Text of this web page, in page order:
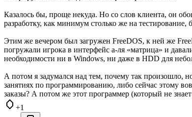
Казалось бы, проще некуда. Но со слов клиента, он
разработку, как минимум столько же на
Этим же вечером был загружен FreeDOS, к ней же
погружали игрока в интерфейс а-ля «матрица» и
необходимости ни в Windows, ни даже в HDD для
А потом я задумался над тем, почему так произошло,
занятиях по программированию, либо сейчас этому
заказы? А потом же этот программер (который не
+1